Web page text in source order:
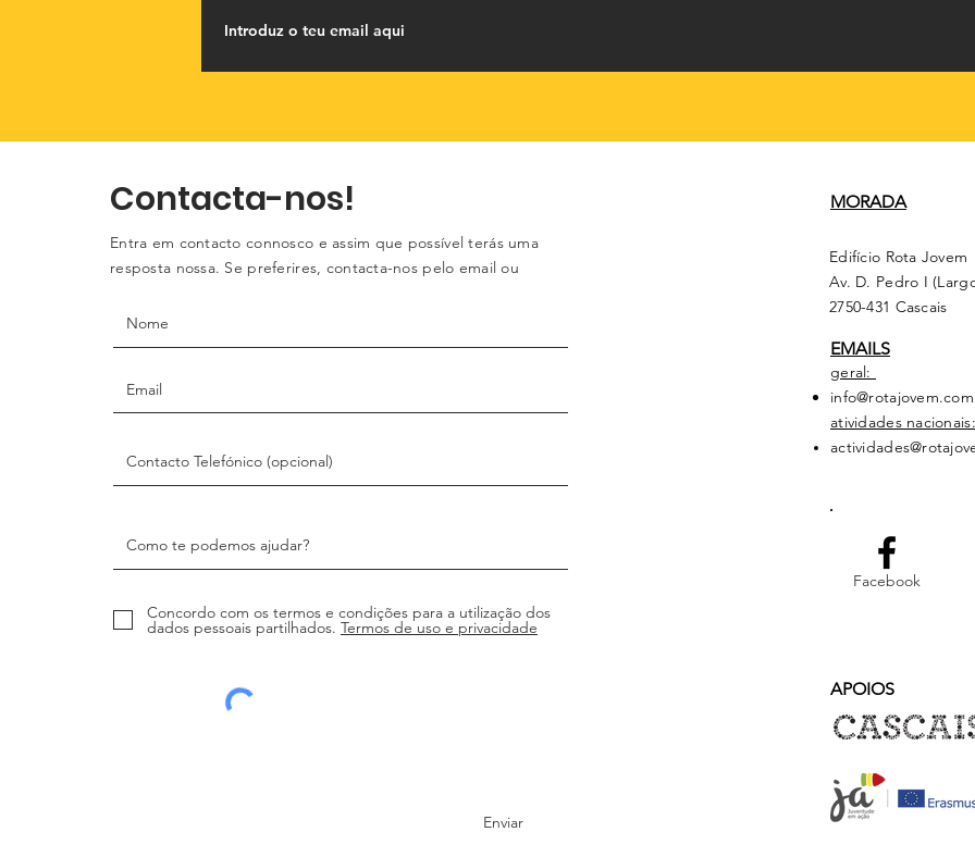
Contacta-nos!
Entra em contacto connosco e assim que possível terás uma
resposta nossa. Se preferires, contacta-nos pelo email ou
Concordo com os termos e condições para a utilização dos
dados pessoais partilhados. Termos de uso e privacidade
Enviar
MORADA
Edifício Rota Jovem
Av. D. Pedro I
2750-431 Cascais
EMAILS
geral:
info@rotajovem.com
atividades nacionais:
Facebook
APOIOS